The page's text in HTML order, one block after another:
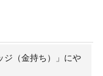
ジ（金持ち）」にや